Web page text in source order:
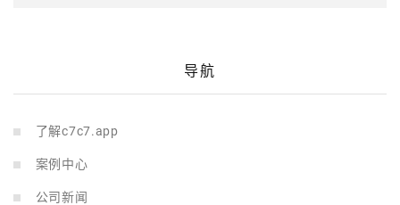
导航
了解c7c7.app
案例中心
公司新闻